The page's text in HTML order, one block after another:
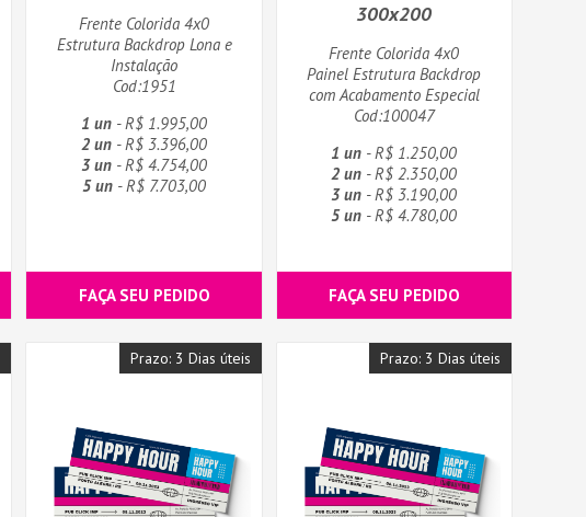
Frente Colorida 4x0
Estrutura Backdrop Lona e
Instalação
Cod:1951
1 un - R$ 1.995,00
2 un - R$ 3.396,00
3 un - R$ 4.754,00
5 un - R$ 7.703,00
FAÇA SEU PEDIDO
300x200
Frente Colorida 4x0
Painel Estrutura Backdrop
com Acabamento Especial
Cod:100047
1 un - R$ 1.250,00
2 un - R$ 2.350,00
3 un - R$ 3.190,00
5 un - R$ 4.780,00
FAÇA SEU PEDIDO
Prazo: 3 Dias úteis Prazo: 3 Dias úteis